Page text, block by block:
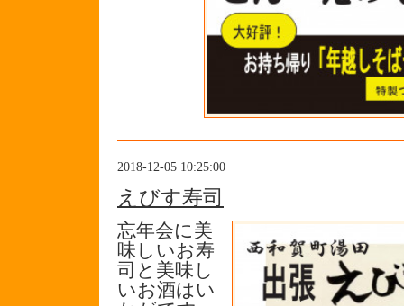
2018-12-05 10:25:00
えびす寿司
忘年会に美
味しいお寿
司と美味し
いお酒はい